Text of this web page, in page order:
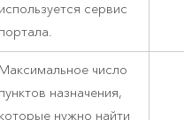
используется сервис
портала.
Максимальное число
пунктов назначения,
которые нужно найти